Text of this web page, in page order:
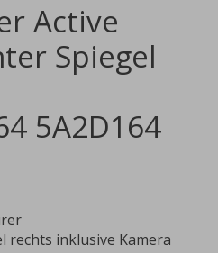
Active
Spiegel
5A2D164
rechts inklusive Kamera